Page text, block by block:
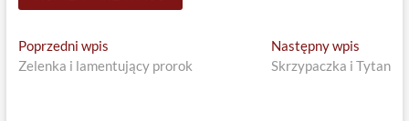
Nawigacja
wpisu
Poprzedni wpisPrevious
post:
Zelenka i lamentujący prorok
Następny wpis
post:
Skrzypaczka i Tytan